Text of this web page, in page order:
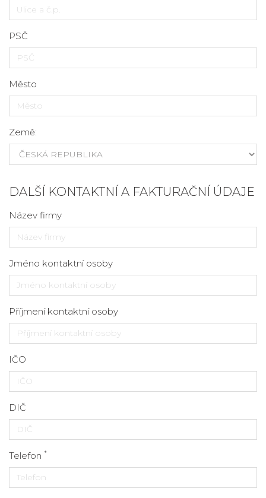
PSČ
Město
Země:
DALŠÍ KONTAKTNÍ A FAKTURAČNÍ ÚDAJE
Název firmy
Jméno kontaktní osoby
Příjmení kontaktní osoby
IČO
DIČ
Telefon *